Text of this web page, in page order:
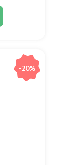
-20%